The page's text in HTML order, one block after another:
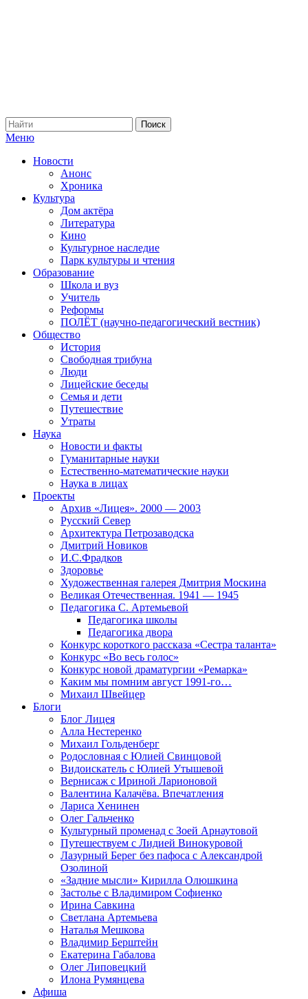
Меню
Новости
Анонс
Хроника
Культура
Дом актёра
Литература
Кино
Культурное наследие
Парк культуры и чтения
Образование
Школа и вуз
Учитель
Реформы
ПОЛЁТ (научно-педагогический вестник)
Общество
История
Свободная трибуна
Люди
Лицейские беседы
Семья и дети
Путешествие
Утраты
Наука
Новости и факты
Гуманитарные науки
Естественно-математические науки
Наука в лицах
Проекты
Архив «Лицея». 2000 — 2003
Русский Север
Архитектура Петрозаводска
Дмитрий Новиков
И.С.Фрадков
Здоровье
Художественная галерея Дмитрия Москина
Великая Отечественная. 1941 — 1945
Педагогика С. Артемьевой
Педагогика школы
Педагогика двора
Конкурс короткого рассказа «Сестра таланта»
Конкурс «Во весь голос»
Конкурс новой драматургии «Ремарка»
Каким мы помним август 1991-го…
Михаил Швейцер
Блоги
Блог Лицея
Алла Нестеренко
Михаил Гольденберг
Родословная с Юлией Свинцовой
Видоискатель с Юлией Утышевой
Вернисаж с Ириной Ларионовой
Валентина Калачёва. Впечатления
Лариса Хенинен
Олег Гальченко
Культурный променад с Зоей Арнаутовой
Путешествуем с Лидией Винокуровой
Лазурный Берег без пафоса с Александрой
Озолиной
«Задние мысли» Кирилла Олюшкина
Застолье с Владимиром Софиенко
Ирина Савкина
Светлана Артемьева
Наталья Мешкова
Владимир Берштейн
Екатерина Габалова
Олег Липовецкий
Илона Румянцева
Афиша